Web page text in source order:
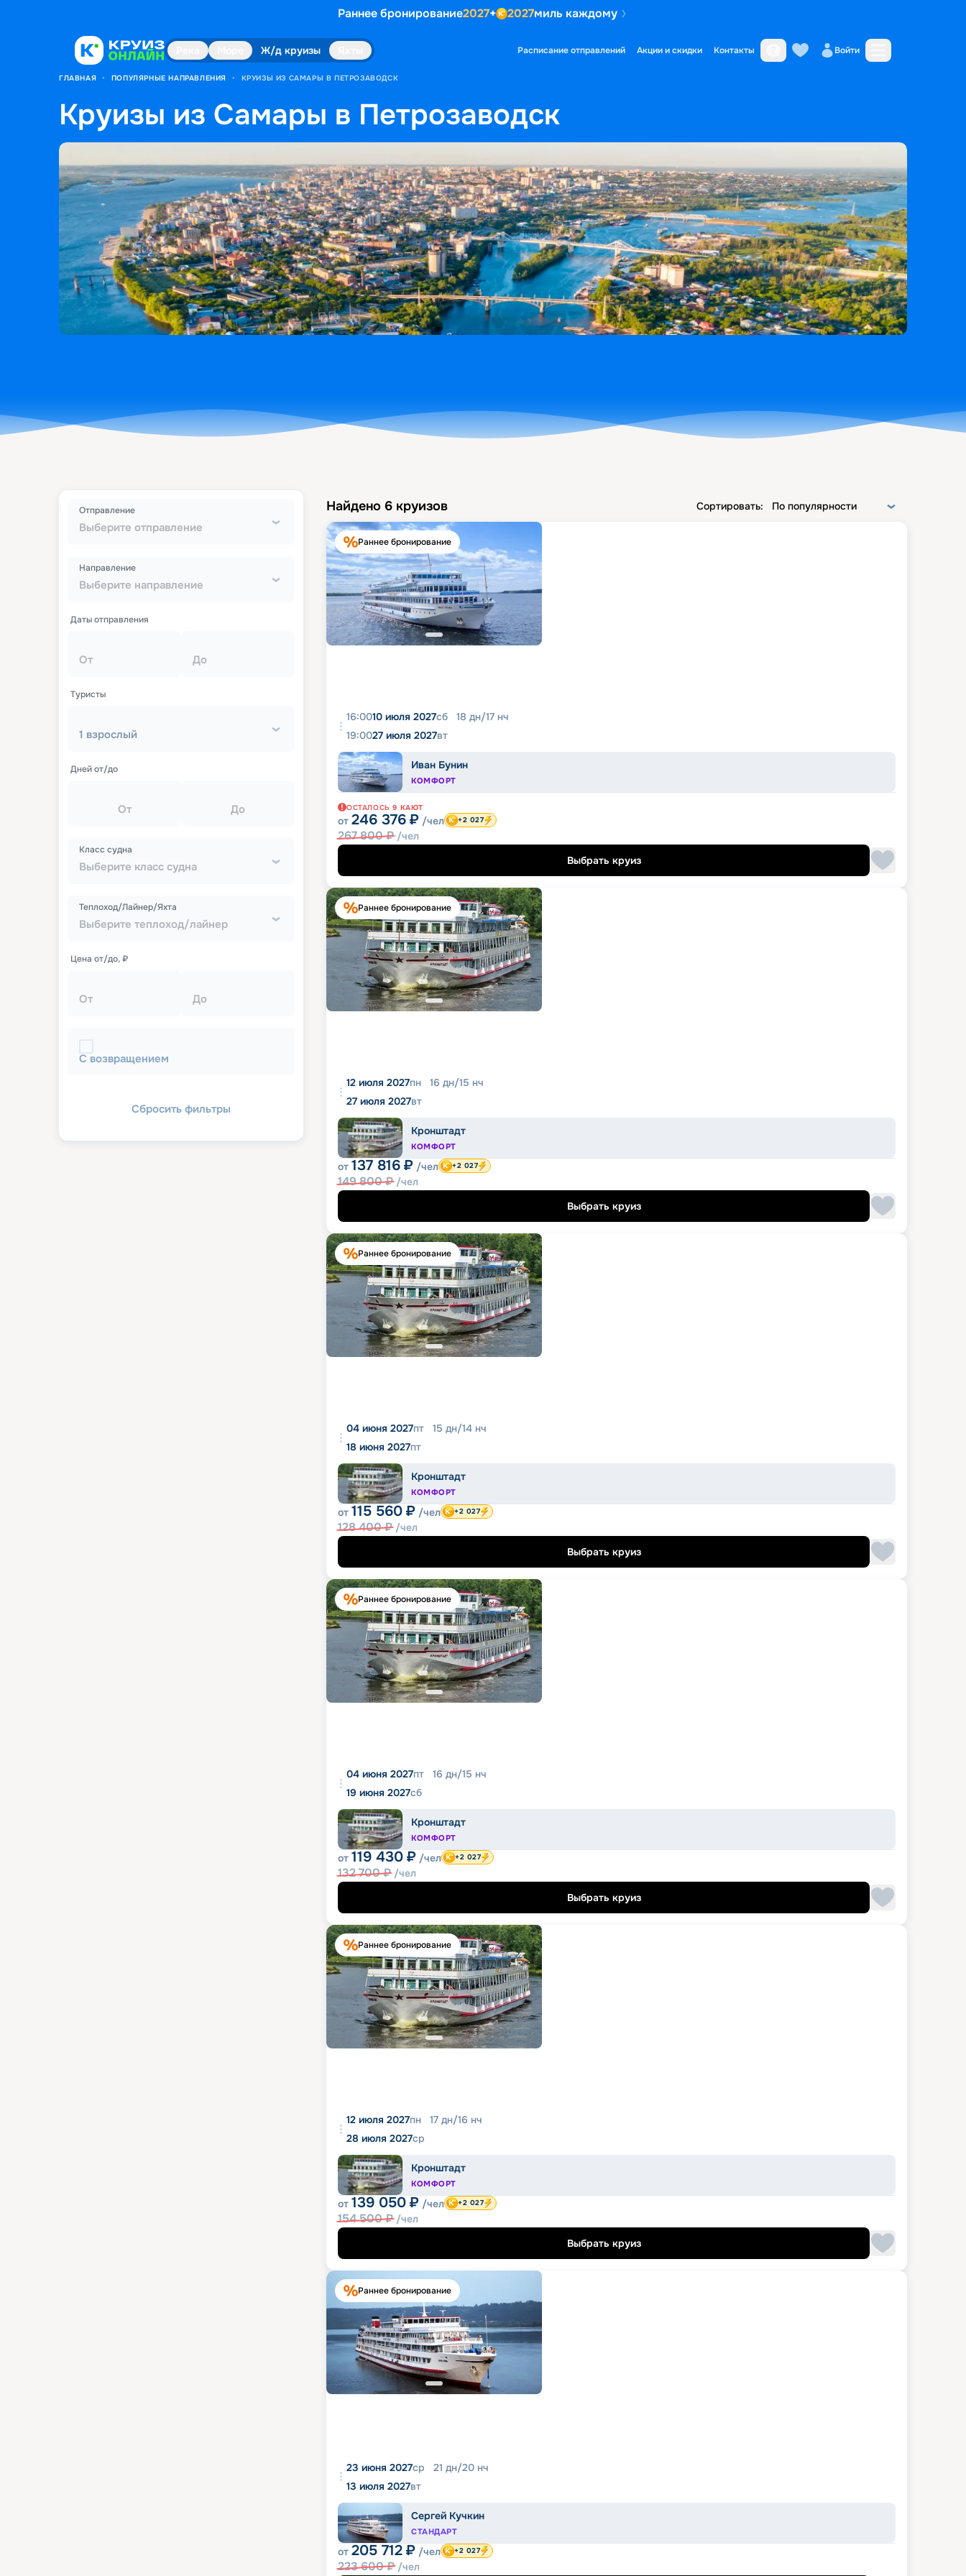
Раннее бронирование2027+ 2027миль каждому
Ж/д круизы Расписание отправлений Акции и скидки Контакты Войти
ГЛАВНАЯ • ПОПУЛЯРНЫЕ НАПРАВЛЕНИЯ • КРУИЗЫ ИЗ САМАРЫ В ПЕТРОЗАВОДСК
Круизы из Самары в Петрозаводск
Выберите отправление
Отправление
Выберите направление
Направление
Даты отправления
От До
Туристы
1 взрослый
Дней от/до
От До
Выберите класс судна
Класс судна
Выберите теплоход/лайнер
Теплоход/Лайнер/Яхта
Цена от/до, ₽
От До
С возвращением
Сбросить фильтры
Найдено 6 круизов Сортировать: По популярности
Раннее бронирование
16:0010 июля 2027сб 18 дн/17 нч
19:0027 июля 2027вт
Иван Бунин
КОМФОРТ
ОСТАЛОСЬ 9 КАЮТ
от 246 376 ₽ /чел
267 800₽ /чел
+2 027
Выбрать круиз
Раннее бронирование
12 июля 2027пн 16 дн/15 нч
27 июля 2027вт
Кронштадт
КОМФОРТ
от 137 816 ₽ /чел
149 800₽ /чел
+2 027
Выбрать круиз
Раннее бронирование
04 июня 2027пт 15 дн/14 нч
18 июня 2027пт
Кронштадт
КОМФОРТ
от 115 560 ₽ /чел
128 400₽ /чел
+2 027
Выбрать круиз
Раннее бронирование
04 июня 2027пт 16 дн/15 нч
19 июня 2027сб
Кронштадт
КОМФОРТ
от 119 430 ₽ /чел
132 700₽ /чел
+2 027
Выбрать круиз
Раннее бронирование
12 июля 2027пн 17 дн/16 нч
28 июля 2027ср
Кронштадт
КОМФОРТ
от 139 050 ₽ /чел
154 500₽ /чел
+2 027
Выбрать круиз
Раннее бронирование
23 июня 2027ср 21 дн/20 нч
13 июля 2027вт
Сергей Кучкин
СТАНДАРТ
от 205 712 ₽ /чел
223 600₽ /чел
+2 027